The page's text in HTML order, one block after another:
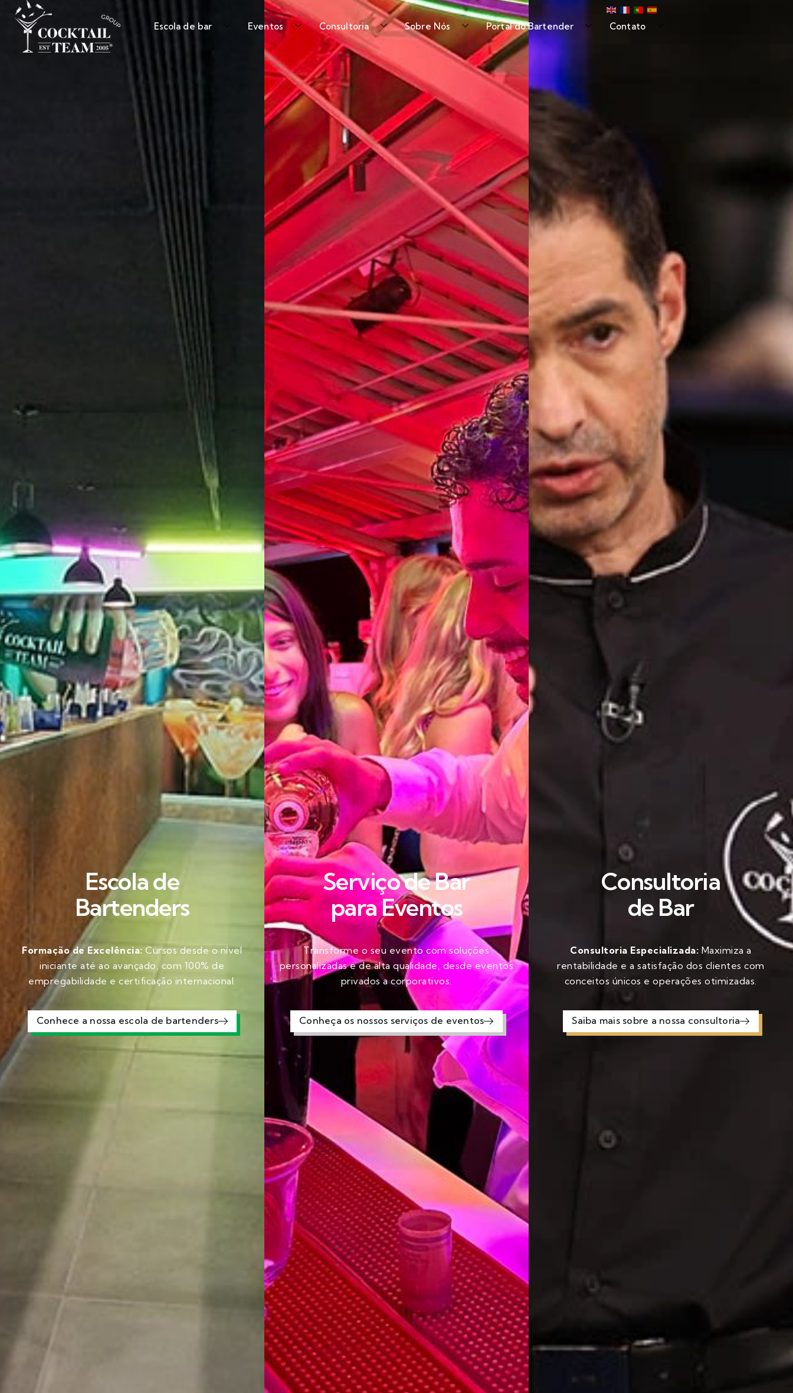
Escola de bar Eventos Consultoria Sobre Nós Portal do Bartender Contato
Escola de
Bartenders
Formação de Excelência: Cursos desde o nível
iniciante até ao avançado, com 100% de
empregabilidade e certificação internacional.
Conhece a nossa escola de bartenders
Serviço de Bar
para Eventos​
Transforme o seu evento com soluções
personalizadas e de alta qualidade, desde eventos
privados a corporativos.
Conheça os nossos serviços de eventos
Consultoria
de Bar
Consultoria Especializada: Maximiza a
rentabilidade e a satisfação dos clientes com
conceitos únicos e operações otimizadas.
Saiba mais sobre a nossa consultoria